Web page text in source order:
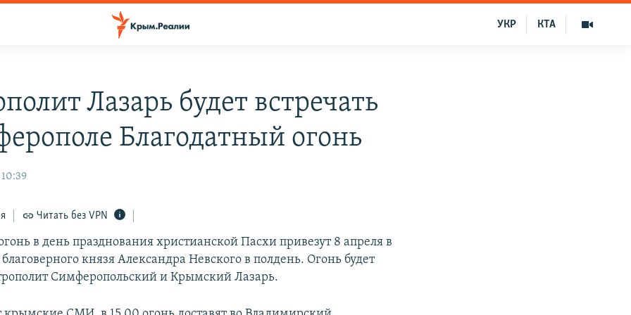
КТА
УКР
Лазарь будет встречать
Благодатный огонь
Читать без VPN
в день празднования христианской Пасхи привезут 8 апреля в
благоверного князя Александра Невского в полдень. Огонь будет
Симферопольский и Крымский Лазарь.